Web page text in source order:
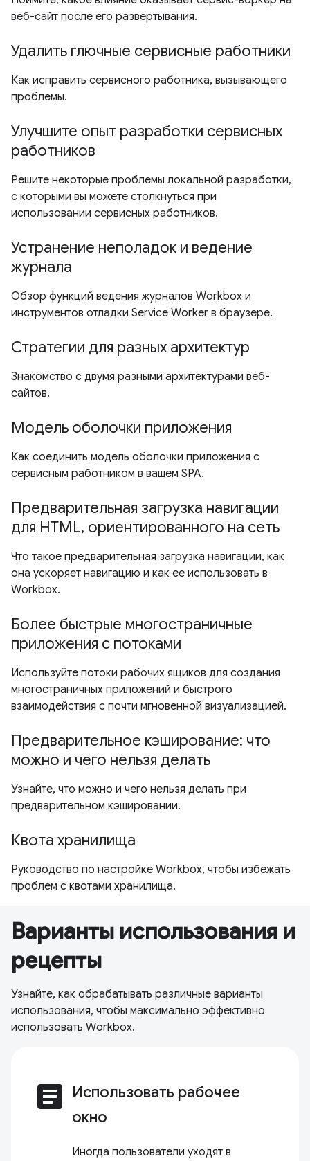
веб-сайт после его развертывания.
Удалить глючные сервисные работники
Как исправить сервисного работника, вызывающего
проблемы.
Улучшите опыт разработки сервисных
работников
Решите некоторые проблемы локальной разработки,
с которыми вы можете столкнуться при
использовании сервисных работников.
Устранение неполадок и ведение
журнала
Обзор функций ведения журналов Workbox и
инструментов отладки Service Worker в браузере.
Стратегии для разных архитектур
Знакомство с двумя разными архитектурами веб-
сайтов.
Модель оболочки приложения
Как соединить модель оболочки приложения с
сервисным работником в вашем SPA.
Предварительная загрузка навигации
для HTML, ориентированного на сеть
Что такое предварительная загрузка навигации, как
она ускоряет навигацию и как ее использовать в
Workbox.
Более быстрые многостраничные
приложения с потоками
Используйте потоки рабочих ящиков для создания
многостраничных приложений и быстрого
взаимодействия с почти мгновенной визуализацией.
Предварительное кэширование: что
можно и чего нельзя делать
Узнайте, что можно и чего нельзя делать при
предварительном кэшировании.
Квота хранилища
Руководство по настройке Workbox, чтобы избежать
проблем с квотами хранилища.
Варианты использования и
рецепты
Узнайте, как обрабатывать различные варианты
использования, чтобы максимально эффективно
использовать Workbox.
article Использовать рабочее
окно
Иногда пользователи уходят в